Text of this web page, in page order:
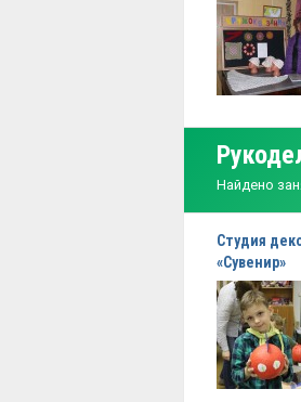
Найдено
Студия
«Сувенир»